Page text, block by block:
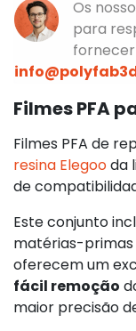
Os
para
Filmes PFA
Filmes PFA de
resina Elegooda
de
Este conjunto
matérias-primas
oferecem um
fácil remoção
maior precisão